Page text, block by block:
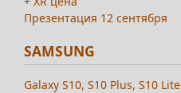
Презентация 12 сентября
SAMSUNG
Galaxy S10, S10 Plus, S10 Lite